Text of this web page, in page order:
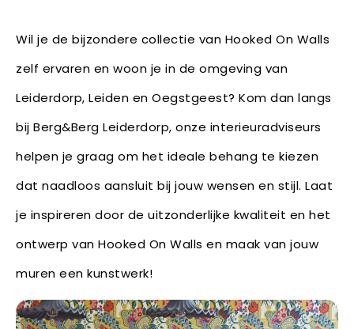
Wil je de bijzondere collectie van Hooked On Walls
zelf ervaren en woon je in de omgeving van
Leiderdorp, Leiden en Oegstgeest? Kom dan langs
bij Berg&Berg Leiderdorp, onze interieuradviseurs
helpen je graag om het ideale behang te kiezen
dat naadloos aansluit bij jouw wensen en stijl. Laat
je inspireren door de uitzonderlijke kwaliteit en het
ontwerp van Hooked On Walls en maak van jouw
muren een kunstwerk!